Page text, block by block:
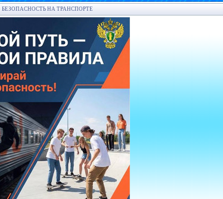
БЕЗОПАСНОСТЬ НА ТРАНСПОРТЕ